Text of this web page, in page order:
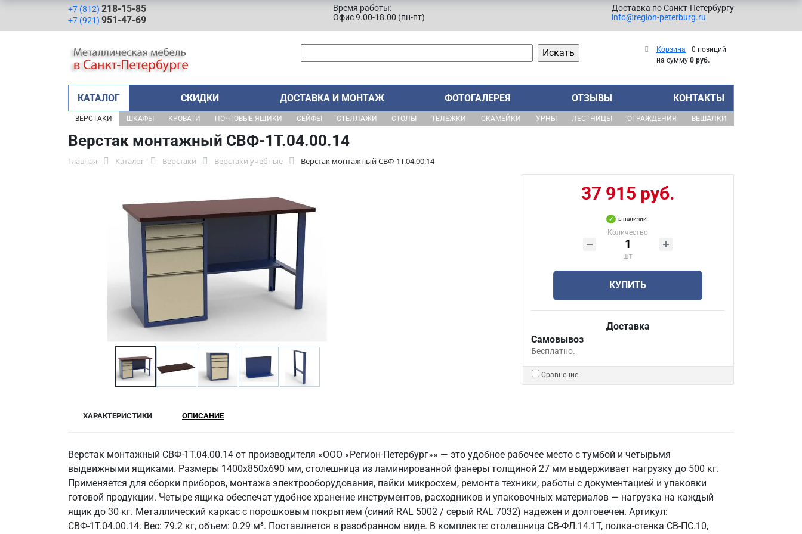
+7 (812) 218-15-85
+7 (921) 951-47-69
Время работы:
Офис 9.00-18.00 (пн-пт)
Доставка по Санкт-Петербургу
info@region-peterburg.ru
Корзина
0 позиций
на сумму 0 руб.
КАТАЛОГ СКИДКИ ДОСТАВКА И МОНТАЖ ФОТОГАЛЕРЕЯ ОТЗЫВЫ КОНТАКТЫ
ВЕРСТАКИ ШКАФЫ КРОВАТИ ПОЧТОВЫЕ ЯЩИКИ СЕЙФЫ СТЕЛЛАЖИ СТОЛЫ ТЕЛЕЖКИ СКАМЕЙКИ УРНЫ ЛЕСТНИЦЫ ОГРАЖДЕНИЯ ВЕШАЛКИ
Верстак монтажный СВФ-1Т.04.00.14
Главная Каталог Верстаки Верстаки учебные Верстак монтажный СВФ-1Т.04.00.14
37 915 руб.
в наличии
Количество
шт
КУПИТЬ
Доставка
Самовывоз
Бесплатно.
Сравнение
ХАРАКТЕРИСТИКИ ОПИСАНИЕ
Верстак монтажный СВФ-1Т.04.00.14 от производителя «ООО «Регион-Петербург»» — это удобное рабочее место с тумбой и четырьмя
выдвижными ящиками. Размеры 1400x850x690 мм, столешница из ламинированной фанеры толщиной 27 мм выдерживает нагрузку до 500 кг.
Применяется для сборки приборов, монтажа электрооборудования, пайки микросхем, ремонта техники, работы с документацией и упаковки
готовой продукции. Четыре ящика обеспечат удобное хранение инструментов, расходников и упаковочных материалов — нагрузка на каждый
ящик до 30 кг. Металлический каркас с порошковым покрытием (синий RAL 5002 / серый RAL 7032) надежен и долговечен. Артикул:
СВФ-1Т.04.00.14. Вес: 79.2 кг, объем: 0.29 м³. Поставляется в разобранном виде. В комплекте: столешница СВ-ФЛ.14.1Т, полка-стенка СВ-ПС.10,